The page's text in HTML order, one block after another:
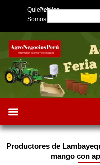
Quienes
Somos
Publica
Search
Productores de
mango con